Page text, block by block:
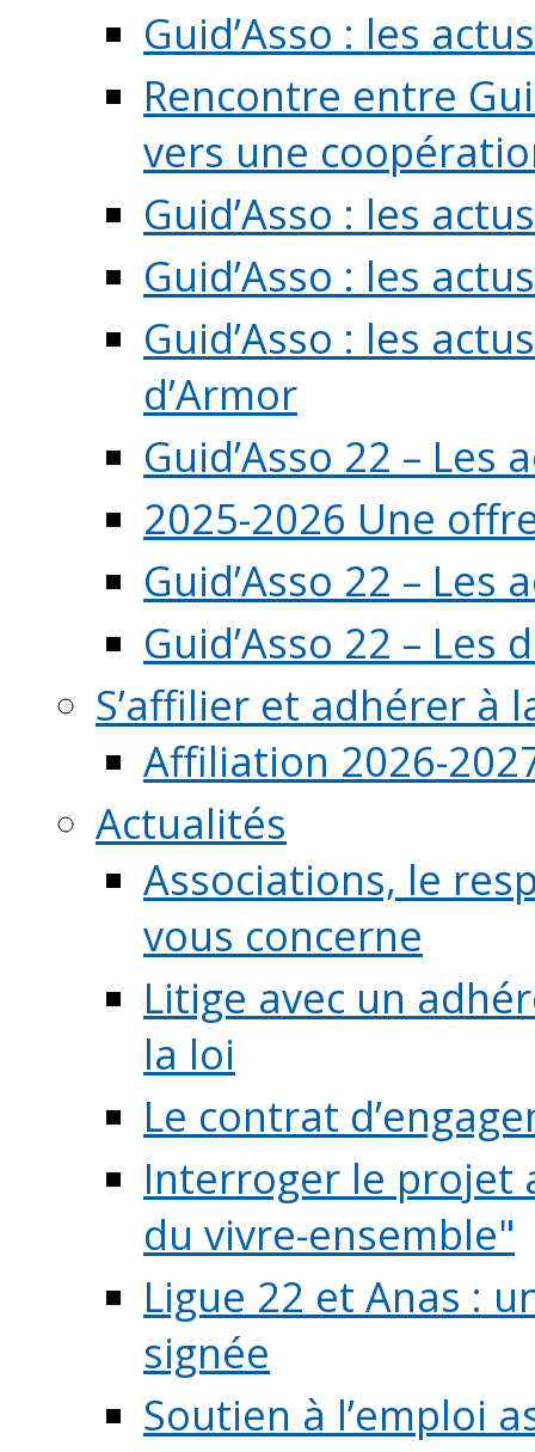
Guid’Asso : les
Rencontre entre
vers une
Guid’Asso : les
Guid’Asso : les
Guid’Asso : les
d’Armor
Guid’Asso 22 – Les
2025-2026 Une
Guid’Asso 22 –
Guid’Asso 22 – Les
S’affilier et adhérer à
Affiliation 2026-
Actualités
Associations, le
vous concerne
Litige avec un
la loi
Le contrat
Interroger le projet
du vivre-ensemble"
Ligue 22 et Anas :
signée
Soutien à l’emploi